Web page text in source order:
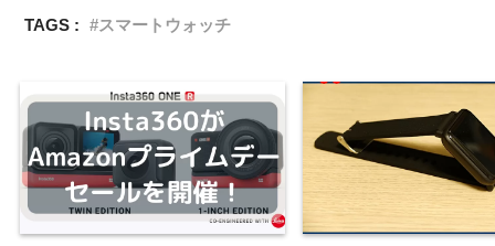
TAGS :
スマートウォッチ